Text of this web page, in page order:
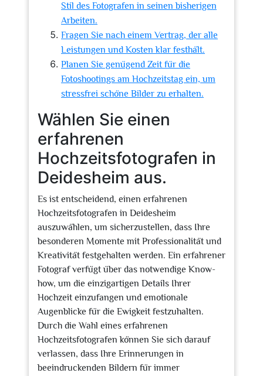
Stil des Fotografen in seinen bisherigen
Arbeiten.
Fragen Sie nach einem Vertrag, der alle
Leistungen und Kosten klar festhält.
Planen Sie genügend Zeit für die
Fotoshootings am Hochzeitstag ein, um
stressfrei schöne Bilder zu erhalten.
Wählen Sie einen
erfahrenen
Hochzeitsfotografen in
Deidesheim aus.
Es ist entscheidend, einen erfahrenen
Hochzeitsfotografen in Deidesheim
auszuwählen, um sicherzustellen, dass Ihre
besonderen Momente mit Professionalität und
Kreativität festgehalten werden. Ein erfahrener
Fotograf verfügt über das notwendige Know-
how, um die einzigartigen Details Ihrer
Hochzeit einzufangen und emotionale
Augenblicke für die Ewigkeit festzuhalten.
Durch die Wahl eines erfahrenen
Hochzeitsfotografen können Sie sich darauf
verlassen, dass Ihre Erinnerungen in
beeindruckenden Bildern für immer